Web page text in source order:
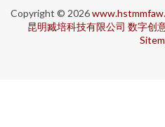
Copyright © 2026
昆明臧培科技有限公司 数字创